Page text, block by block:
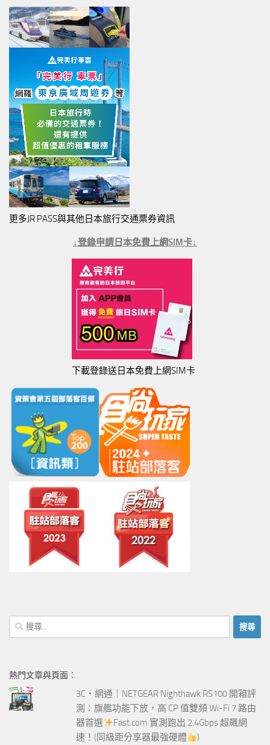
更多JR PASS與其他日本旅行交通票券資訊
↓登錄申請日本免費上網SIM卡↓
下載登錄送日本免費上網SIM卡
搜
尋
字:
熱門文章與頁面︰
3C‧網通｜NETGEAR Nighthawk RS100 開箱評
測：旗艦功能下放，高 CP 值雙頻 Wi-Fi 7 路由
器首選
Fast.com 實測跑出 2.4Gbps 超飆網
速！(同級距分享器最強硬體
)